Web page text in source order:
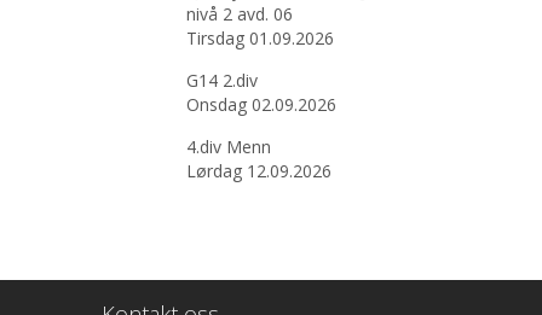
nivå 2 avd. 06
Tirsdag 01.09.2026
G14 2.div
Onsdag 02.09.2026
4.div Menn
Lørdag 12.09.2026